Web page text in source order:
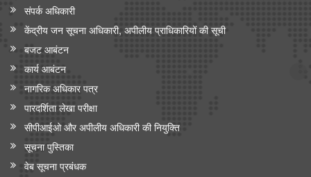
संपर्क अधिकारी
केंद्रीय जन सूचना अधिकारी, अपीलीय प्राधिकारियों की सूची
बजट आबंटन
कार्य आबंटन
नागरिक अधिकार पत्र
पारदर्शिता लेखा परीक्षा
सीपीआईओ और अपी‍लीय अधिकारी की नियुक्ति
सूचना पुस्तिका
वेब सूचना प्रबंधक